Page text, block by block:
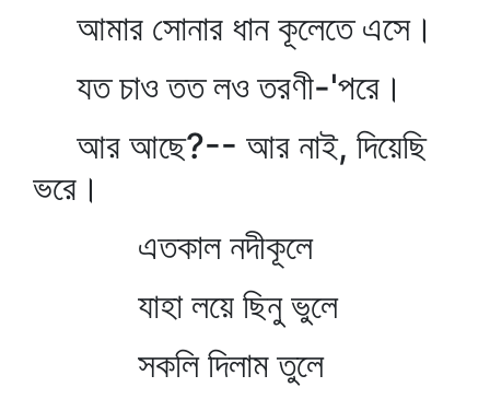
আমার সোনার ধান কূলেতে এসে।
যত চাও তত লও তরণী-'পরে।
আর আছে?-- আর নাই, দিয়েছি
ভরে।
এতকাল নদীকূলে
যাহা লয়ে ছিনু ভুলে
সকলি দিলাম তুলে